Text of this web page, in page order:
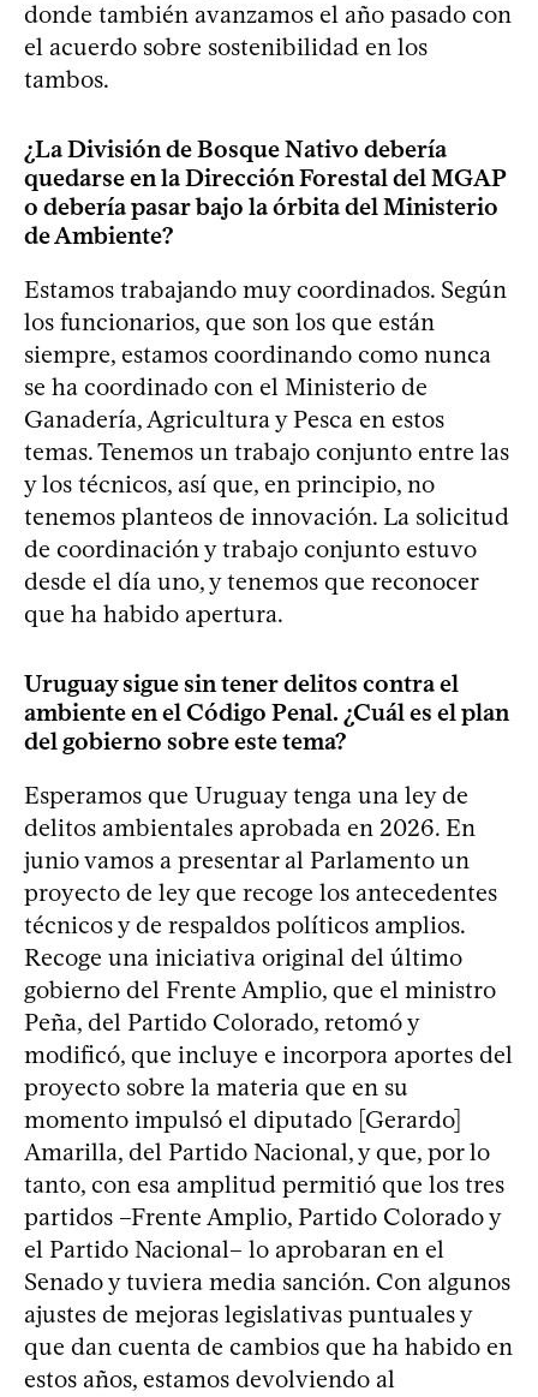
donde también avanzamos el año pasado con
el acuerdo sobre sostenibilidad en los
tambos.
¿La División de Bosque Nativo debería
quedarse en la Dirección Forestal del MGAP
o debería pasar bajo la órbita del Ministerio
de Ambiente?
Estamos trabajando muy coordinados. Según
los funcionarios, que son los que están
siempre, estamos coordinando como nunca
se ha coordinado con el Ministerio de
Ganadería, Agricultura y Pesca en estos
temas. Tenemos un trabajo conjunto entre las
y los técnicos, así que, en principio, no
tenemos planteos de innovación. La solicitud
de coordinación y trabajo conjunto estuvo
desde el día uno, y tenemos que reconocer
que ha habido apertura.
Uruguay sigue sin tener delitos contra el
ambiente en el Código Penal. ¿Cuál es el plan
del gobierno sobre este tema?
Esperamos que Uruguay tenga una ley de
delitos ambientales aprobada en 2026. En
junio vamos a presentar al Parlamento un
proyecto de ley que recoge los antecedentes
técnicos y de respaldos políticos amplios.
Recoge una iniciativa original del último
gobierno del Frente Amplio, que el ministro
Peña, del Partido Colorado, retomó y
modificó, que incluye e incorpora aportes del
proyecto sobre la materia que en su
momento impulsó el diputado [Gerardo]
Amarilla, del Partido Nacional, y que, por lo
tanto, con esa amplitud permitió que los tres
partidos –Frente Amplio, Partido Colorado y
el Partido Nacional– lo aprobaran en el
Senado y tuviera media sanción. Con algunos
ajustes de mejoras legislativas puntuales y
que dan cuenta de cambios que ha habido en
estos años, estamos devolviendo al